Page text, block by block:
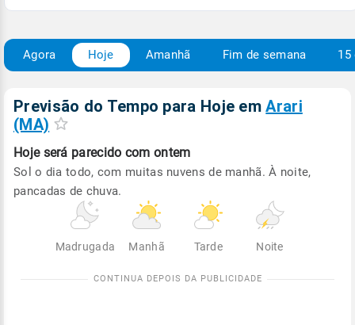
Agora Hoje Amanhã Fim de semana 15
Previsão do Tempo para Hoje emArari
(MA)
Hoje será parecido com ontem
Sol o dia todo, com muitas nuvens de manhã. À noite,
pancadas de chuva.
Madrugada Manhã Tarde Noite